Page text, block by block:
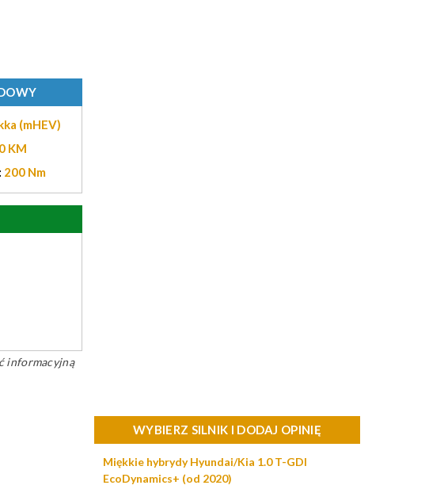
(mHEV)
KM
200 Nm
informacyjną
WYBIERZ SILNIK I DODAJ OPINIĘ
Miękkie hybrydy Hyundai/Kia 1.0 T-GDI
EcoDynamics+ (od 2020)